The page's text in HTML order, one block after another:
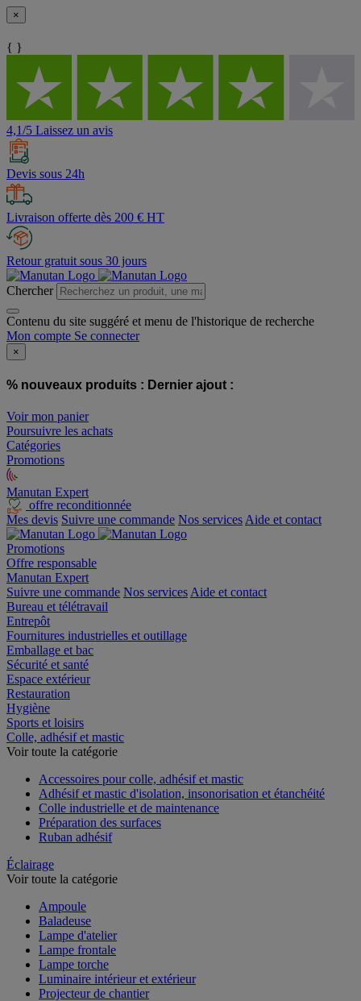
×
{ }
4,1/5 Laissez un avis
Devis sous 24h
Livraison offerte dès 200 € HT
Retour gratuit sous 30 jours
Chercher
Contenu du site suggéré et menu de l'historique de recherche
Mon compte Se connecter
×
% nouveaux produits : Dernier ajout :
Voir mon panier
Poursuivre les achats
Catégories
Promotions
Manutan Expert
offre reconditionnée
Mes devis Suivre une commande Nos services Aide et contact
Promotions
Offre responsable
Manutan Expert
Suivre une commande Nos services Aide et contact
Bureau et télétravail
Entrepôt
Fournitures industrielles et outillage
Emballage et bac
Sécurité et santé
Espace extérieur
Restauration
Hygiène
Sports et loisirs
Colle, adhésif et mastic
Voir toute la catégorie
Accessoires pour colle, adhésif et mastic
Adhésif et mastic d'isolation, insonorisation et étanchéité
Colle industrielle et de maintenance
Préparation des surfaces
Ruban adhésif
Éclairage
Voir toute la catégorie
Ampoule
Baladeuse
Lampe d'atelier
Lampe frontale
Lampe torche
Luminaire intérieur et extérieur
Projecteur de chantier